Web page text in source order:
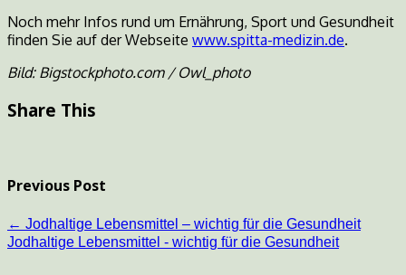
Noch mehr Infos rund um Ernährung, Sport und Gesundheit
finden Sie auf der Webseite www.spitta-medizin.de.
Bild: Bigstockphoto.com / Owl_photo
Share This
Previous Post
← Jodhaltige Lebensmittel – wichtig für die Gesundheit
Jodhaltige Lebensmittel - wichtig für die Gesundheit